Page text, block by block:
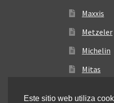
Maxxis
Metzeler
Michelin
Mitas
Este sitio web utiliza